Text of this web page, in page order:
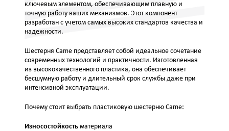
ключевым элементом, обеспечивающим плавную и
точную работу ваших механизмов. Этот компонент
разработан с учетом самых высоких стандартов качества и
надежности.
Шестерня Came представляет собой идеальное сочетание
современных технологий и практичности. Изготовленная
из высококачественного пластика, она обеспечивает
бесшумную работу и длительный срок службы даже при
интенсивной эксплуатации.
Почему стоит выбрать пластиковую шестерню Came:
Износостойкость материала